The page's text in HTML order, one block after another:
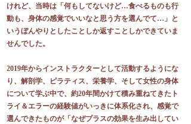
けれど、当時は「何もしてないけど…食べるものも行
動も、身体の感覚でいいなと思う方を選んでて…」と
いうぼんやりとしたことしか返すことしかできていま
せんでした。
2019年からインストラクターとして活動するようにな
り、解剖学、ピラティス、栄養学、そして女性の身体
について学ぶ中で、約20年間かけて積み重ねてきたト
ライ＆エラーの経験値がいっきに体系化され、感覚で
選んできたものが「なぜプラスの効果を生み出してい